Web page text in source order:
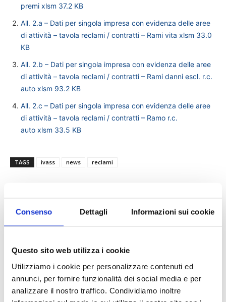
Consenso Dettagli Informazioni sui cookie
Questo sito web utilizza i cookie
Utilizziamo i cookie per personalizzare contenuti ed
annunci, per fornire funzionalità dei social media e per
analizzare il nostro traffico. Condividiamo inoltre
premi xlsm 37.2 KB
All. 2.a – Dati per singola impresa con evidenza delle aree
di attività – tavola reclami / contratti – Rami vita xlsm 33.0
KB
All. 2.b – Dati per singola impresa con evidenza delle aree
di attività – tavola reclami / contratti – Rami danni escl. r.c.
auto xlsm 93.2 KB
All. 2.c – Dati per singola impresa con evidenza delle aree
di attività – tavola reclami / contratti – Ramo r.c.
auto xlsm 33.5 KB
TAGS ivass news reclami